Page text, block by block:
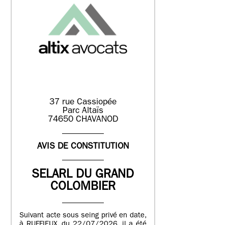
37 rue Cassiopée
Parc Altaïs
74650 CHAVANOD
AVIS DE CONSTITUTION
SELARL DU GRAND
COLOMBIER
Suivant acte sous seing privé en date,